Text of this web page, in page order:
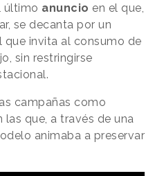
último anuncio en el que,
se decanta por un
invita al consumo de
sin restringirse
campañas como
las que, a través de una
animaba a preservar